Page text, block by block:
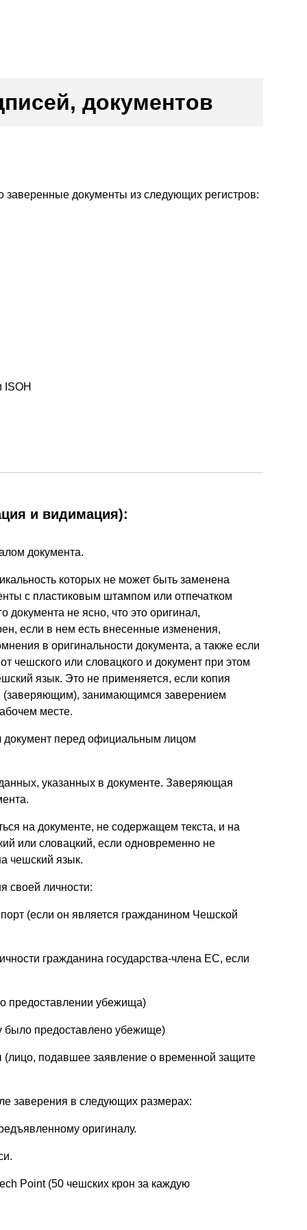
документов
заверенные документы из следующих регистров:
ISOH
и видимация):
документа.
которых не может быть заменена
с пластиковым штампом или отпечатком
документа не ясно, что это оригинал,
если в нем есть внесенные изменения,
в оригинальности документа, а также если
чешского или словацкого и документ при этом
язык. Это не применяется, если копия
(заверяющим), занимающимся заверением
месте.
документ перед официальным лицом
указанных в документе. Заверяющая
на документе, не содержащем текста, и на
или словацкий, если одновременно не
чешский язык.
своей личности:
(если он является гражданином Чешской
гражданина государства-члена ЕС, если
предоставлении убежища)
было предоставлено убежище)
(лицо, подавшее заявление о временной защите
заверения в следующих размерах:
оригиналу.
Point (50 чешских крон за каждую